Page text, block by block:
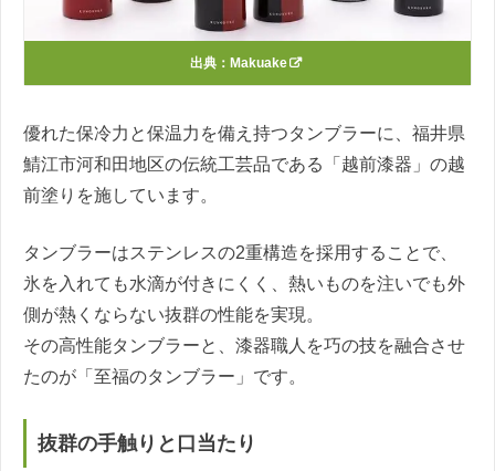
出典： Makuake
優れた保冷力と保温力を備え持つタンブラーに、福井県
鯖江市河和田地区の伝統工芸品である「越前漆器」の越
前塗りを施しています。
タンブラーはステンレスの2重構造を採用することで、
氷を入れても水滴が付きにくく、熱いものを注いでも外
側が熱くならない抜群の性能を実現。
その高性能タンブラーと、漆器職人を巧の技を融合させ
たのが「至福のタンブラー」です。
抜群の手触りと口当たり